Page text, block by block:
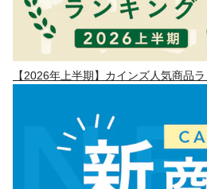
【2026年上半期】カインズ人気商品